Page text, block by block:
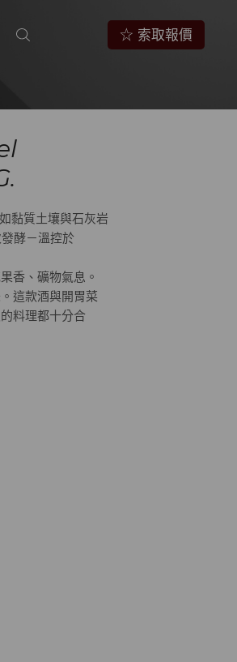
☆ 索取報價
黏質土壤與石灰岩
酵－溫控於
香、礦物氣息。
這款酒與開胃菜
料理都十分合